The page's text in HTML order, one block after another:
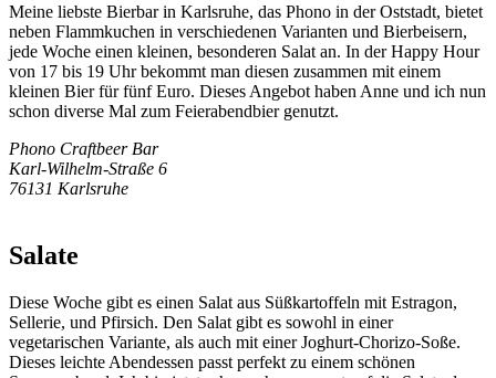
Meine liebste Bierbar in Karlsruhe, das Phono in der Oststadt, bietet
neben Flammkuchen in verschiedenen Varianten und Bierbeisern,
jede Woche einen kleinen, besonderen Salat an. In der Happy Hour
von 17 bis 19 Uhr bekommt man diesen zusammen mit einem
kleinen Bier für fünf Euro. Dieses Angebot haben Anne und ich nun
schon diverse Mal zum Feierabendbier genutzt.
Phono Craftbeer Bar
Karl-Wilhelm-Straße 6
76131 Karlsruhe
Salate
Diese Woche gibt es einen Salat aus Süßkartoffeln mit Estragon,
Sellerie, und Pfirsich. Den Salat gibt es sowohl in einer
vegetarischen Variante, als auch mit einer Joghurt-Chorizo-Soße.
Dieses leichte Abendessen passt perfekt zu einem schönen